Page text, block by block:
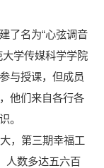
了名为“心弦调音
学传媒科学学院
与授课，但成员
他们来自各行各
。
，第三期幸福工
人数多达五六百